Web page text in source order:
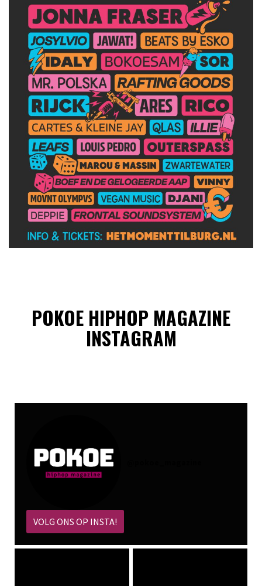
POKOE HIPHOP MAGAZINE
INSTAGRAM
VOLG ONS OP INSTA!